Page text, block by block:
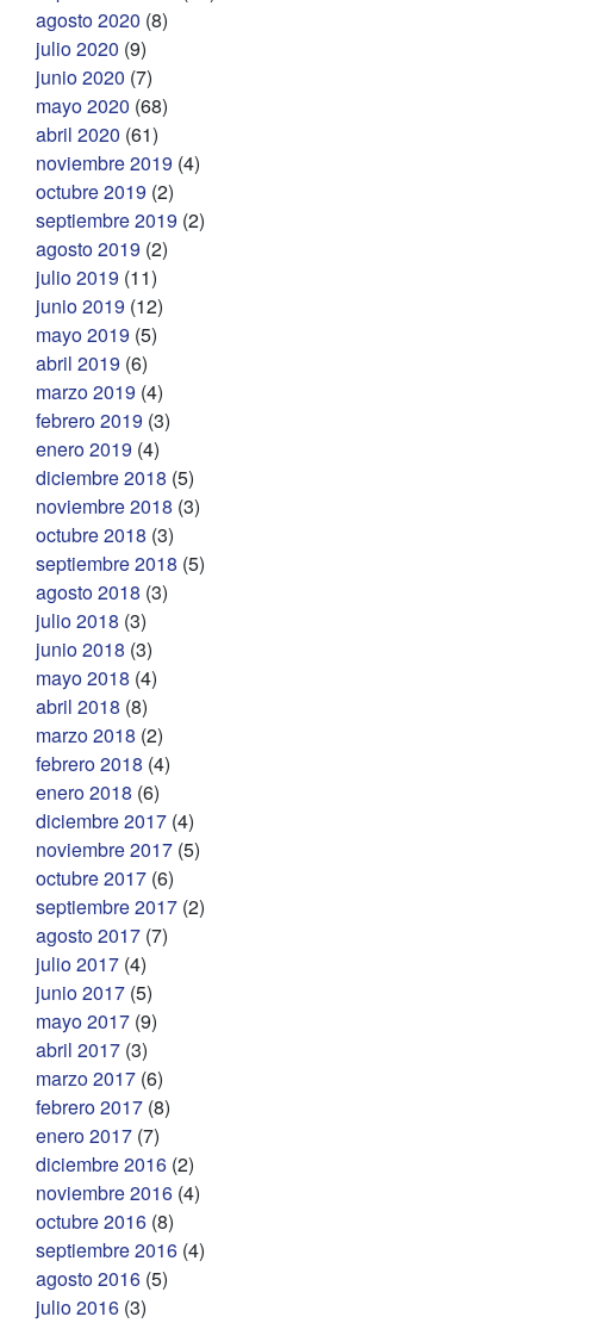
agosto 2020 (8)
julio 2020 (9)
junio 2020 (7)
mayo 2020 (68)
abril 2020 (61)
noviembre 2019 (4)
octubre 2019 (2)
septiembre 2019 (2)
agosto 2019 (2)
julio 2019 (11)
junio 2019 (12)
mayo 2019 (5)
abril 2019 (6)
marzo 2019 (4)
febrero 2019 (3)
enero 2019 (4)
diciembre 2018 (5)
noviembre 2018 (3)
octubre 2018 (3)
septiembre 2018 (5)
agosto 2018 (3)
julio 2018 (3)
junio 2018 (3)
mayo 2018 (4)
abril 2018 (8)
marzo 2018 (2)
febrero 2018 (4)
enero 2018 (6)
diciembre 2017 (4)
noviembre 2017 (5)
octubre 2017 (6)
septiembre 2017 (2)
agosto 2017 (7)
julio 2017 (4)
junio 2017 (5)
mayo 2017 (9)
abril 2017 (3)
marzo 2017 (6)
febrero 2017 (8)
enero 2017 (7)
diciembre 2016 (2)
noviembre 2016 (4)
octubre 2016 (8)
septiembre 2016 (4)
agosto 2016 (5)
julio 2016 (3)